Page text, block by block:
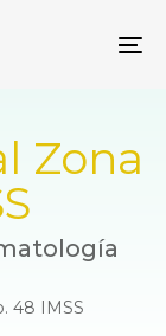
Zona
48 IMSS